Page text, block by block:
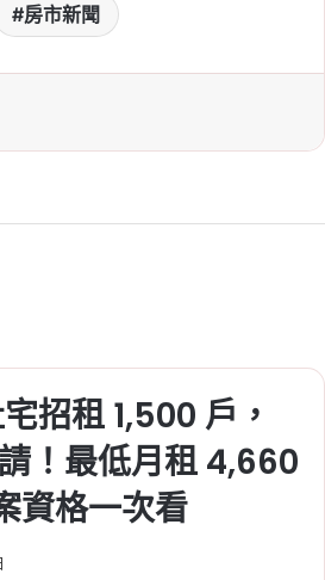
房市新聞
招租 1,500 戶，
！最低月租 4,660
資格一次看